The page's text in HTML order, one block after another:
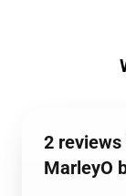
2
MarleyO